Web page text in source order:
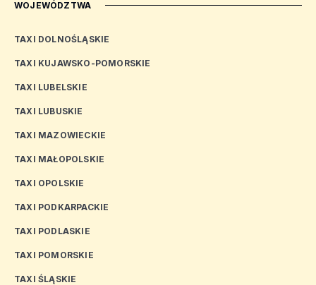
WOJEWÓDZTWA
TAXI DOLNOŚLĄSKIE
TAXI KUJAWSKO-POMORSKIE
TAXI LUBELSKIE
TAXI LUBUSKIE
TAXI MAZOWIECKIE
TAXI MAŁOPOLSKIE
TAXI OPOLSKIE
TAXI PODKARPACKIE
TAXI PODLASKIE
TAXI POMORSKIE
TAXI ŚLĄSKIE